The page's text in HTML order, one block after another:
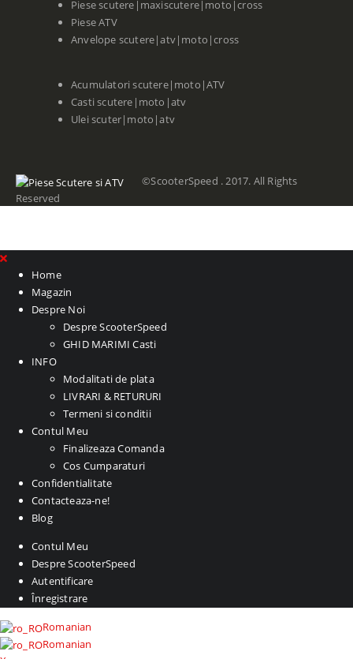
Piese scutere|maxiscutere|moto|cross
Piese ATV
Anvelope scutere|atv|moto|cross
Acumulatori scutere|moto|ATV
Casti scutere|moto|atv
Ulei scuter|moto|atv
©ScooterSpeed . 2017. All Rights
Reserved
Home
Magazin
Despre Noi
Despre ScooterSpeed
GHID MARIMI Casti
INFO
Modalitati de plata
LIVRARI & RETURURI
Termeni si conditii
Contul Meu
Finalizeaza Comanda
Cos Cumparaturi
Confidentialitate
Contacteaza-ne!
Blog
Contul Meu
Despre ScooterSpeed
Autentificare
Înregistrare
Romanian
Romanian